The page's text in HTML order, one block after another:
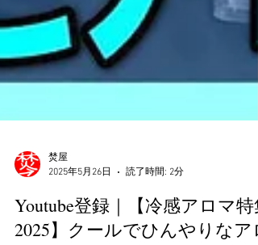
焚屋
2025年5月26日
読了時間: 2分